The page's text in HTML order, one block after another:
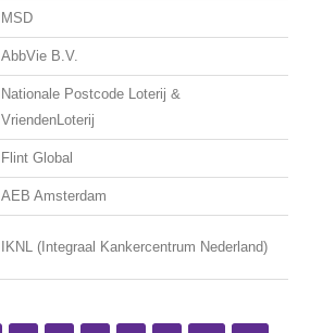
MSD
AbbVie B.V.
Nationale Postcode Loterij &
VriendenLoterij
Flint Global
AEB Amsterdam
IKNL (Integraal Kankercentrum Nederland)